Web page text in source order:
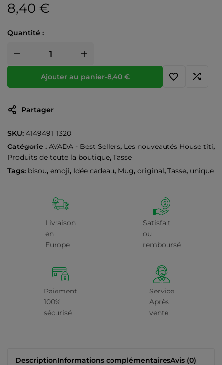
8,40 €
Quantité :
Ajouter au panier-8,40 €
Partager
SKU: 4149491_1320
Catégorie : AVADA - Best Sellers, Les nouveautés House titi,
Produits de toute la boutique, Tasse
Tags: bisou, emoji, Idée cadeau, Mug, original, Tasse, unique
Livraison
en
Europe
Satisfait
ou
remboursé
Paiement
100%
sécurisé
Service
Après
vente
DescriptionInformations complémentairesAvis (0)